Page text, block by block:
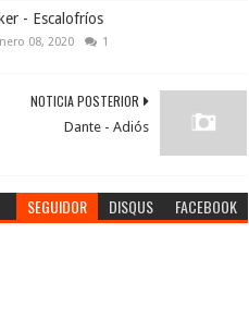
- Escalofríos
08, 2020 1
NOTICIA POSTERIOR
Dante - Adiós
SEGUIDOR DISQUS FACEBOOK